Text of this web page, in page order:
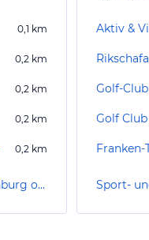
0,1 km
0,2 km
0,2 km
0,2 km
0,2 km
Sehenswürdigkeiten in Rothenburg ob der Tauber
Golf-